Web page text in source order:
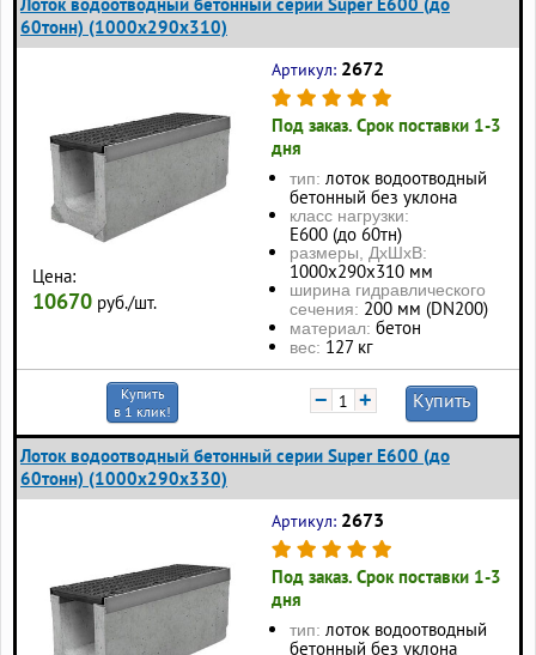
60тонн) (1000x290x310)
Цена:
10670 руб./шт.
Артикул: 2672
Под заказ. Срок поставки 1-3
дня
тип: лоток водоотводный
бетонный без уклона
класс нагрузки:
Е600 (до 60тн)
размеры, ДхШхВ:
1000x290x310 мм
ширина гидравлического
сечения: 200 мм (DN200)
материал: бетон
вес: 127 кг
Купить
в 1 клик!
− + Купить
Лоток водоотводный бетонный серии Super Е600 (до
60тонн) (1000x290x330)
Артикул: 2673
Под заказ. Срок поставки 1-3
дня
тип: лоток водоотводный
бетонный без уклона